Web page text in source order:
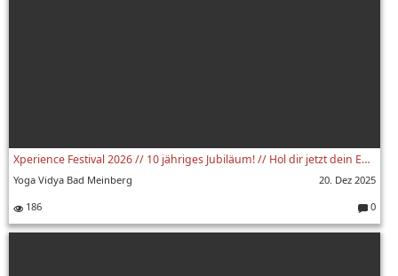
Xperience Festival 2026 // 10 jähriges Jubiläum! // Hol dir jetzt dein Early Bird Ticket!
Yoga Vidya Bad Meinberg
20. Dez 2025
186
0